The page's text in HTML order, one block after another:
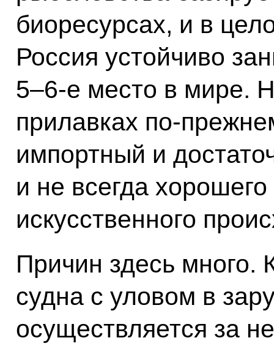
биоресурсах, и в
Россия устойчиво
5–6-е место в мире.
прилавках
импортный и
и не всегда
искусственного
Причин здесь
судна с уловом в
осуществляется за